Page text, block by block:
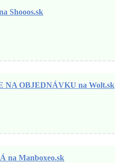
Shooos.sk
OBJEDNÁVKU na Wolt.sk
na Manboxeo.sk